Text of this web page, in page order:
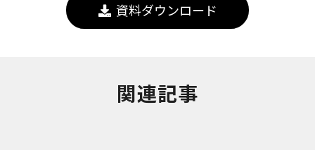
資料ダウンロード
関連記事